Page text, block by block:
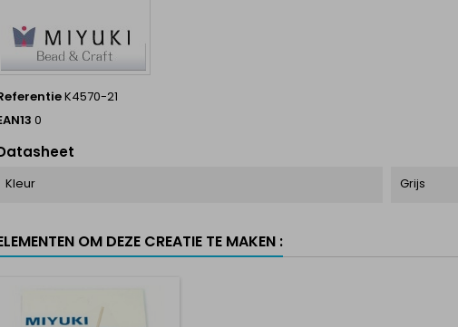
K4570-21
0
Kleur Grijs
OM DEZE CREATIE TE MAKEN :